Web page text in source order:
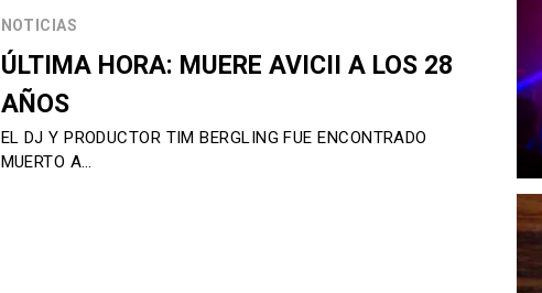
NOTICIAS
ÚLTIMA HORA: MUERE AVICII A LOS 28
AÑOS
EL DJ Y PRODUCTOR TIM BERGLING FUE ENCONTRADO
MUERTO A…